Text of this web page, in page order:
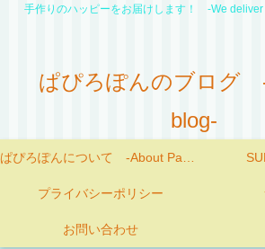
手作りのハッピーをお届けします！ -We
ぱぴろぽんのブログ
blog-
プライバシーポリシー
お問い合わせ